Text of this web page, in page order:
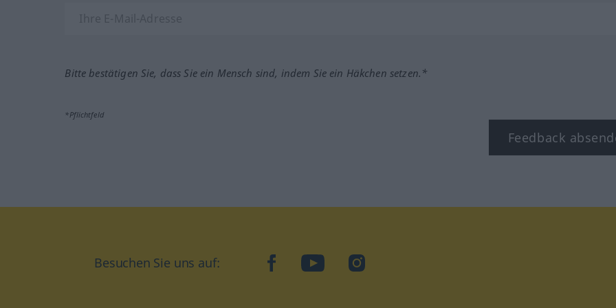
Bitte bestätigen Sie, dass Sie ein Mensch sind, indem Sie ein Häkchen setzen.*
*Pflichtfeld
Feedback
Besuchen Sie uns auf: facebookYouTubeInstagram